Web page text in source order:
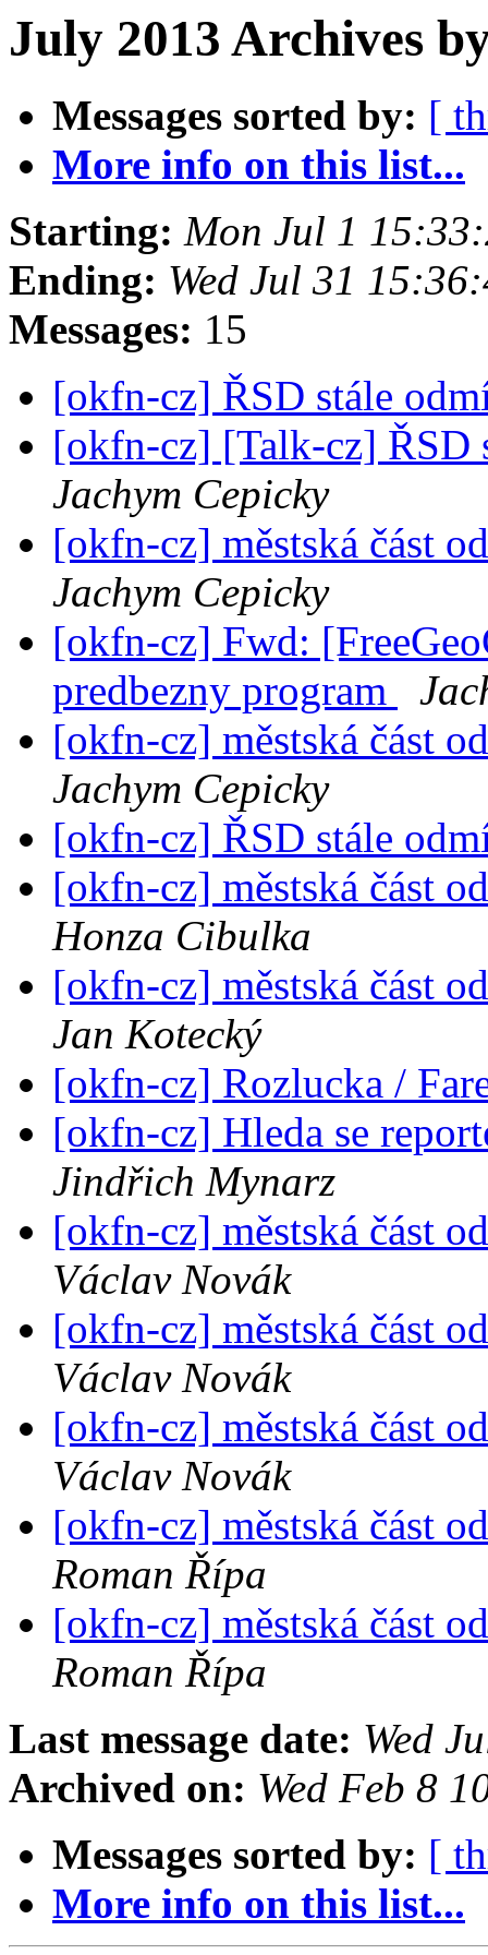
July 2013 Archives
Messages sorted by: [
More info on this list...
Starting: Mon Jul 1
Ending: Wed Jul 31
Messages: 15
[okfn-cz] ŘSD stále
[okfn-cz] [Talk-cz] ŘSD
Jachym Cepicky
[okfn-cz] městská část
Jachym Cepicky
[okfn-cz] Fwd:
predbezny program
[okfn-cz] městská část
Jachym Cepicky
[okfn-cz] ŘSD stále
[okfn-cz] městská část
Honza Cibulka
[okfn-cz] městská část
Jan Kotecký
[okfn-cz] Rozlucka /
[okfn-cz] Hleda se
Jindřich Mynarz
[okfn-cz] městská část
Václav Novák
[okfn-cz] městská část
Václav Novák
[okfn-cz] městská část
Václav Novák
[okfn-cz] městská část
Roman Řípa
[okfn-cz] městská část
Roman Řípa
Last message date: Wed
Archived on: Wed Feb 8
Messages sorted by: [
More info on this list...